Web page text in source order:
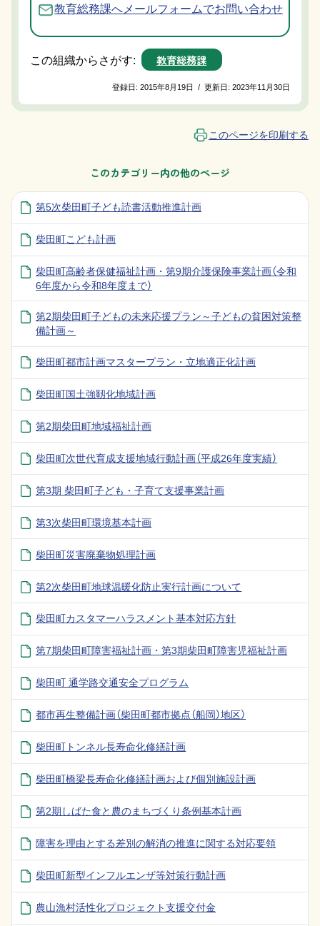
教育総務課へメールフォームでお問い合わせ
この組織からさがす: 教育総務課
登録日:2015年8月19日 / 更新日:2023年11月30日
このページを印刷する
このカテゴリー内の他のページ
第5次柴田町子ども読書活動推進計画
柴田町こども計画
柴田町高齢者保健福祉計画・第9期介護保険事業計画（令和
6年度から令和8年度まで）
第2期柴田町子どもの未来応援プラン～子どもの貧困対策整
備計画～
柴田町都市計画マスタープラン・立地適正化計画
柴田町国土強靱化地域計画
第2期柴田町地域福祉計画
柴田町次世代育成支援地域行動計画（平成26年度実績）
第3期 柴田町子ども・子育て支援事業計画
第3次柴田町環境基本計画
柴田町災害廃棄物処理計画
第2次柴田町地球温暖化防止実行計画について
柴田町カスタマーハラスメント基本対応方針
第7期柴田町障害福祉計画・第3期柴田町障害児福祉計画
柴田町 通学路交通安全プログラム
都市再生整備計画（柴田町都市拠点（船岡）地区）
柴田町トンネル長寿命化修繕計画
柴田町橋梁長寿命化修繕計画および個別施設計画
第2期しばた食と農のまちづくり条例基本計画
障害を理由とする差別の解消の推進に関する対応要領
柴田町新型インフルエンザ等対策行動計画
農山漁村活性化プロジェクト支援交付金